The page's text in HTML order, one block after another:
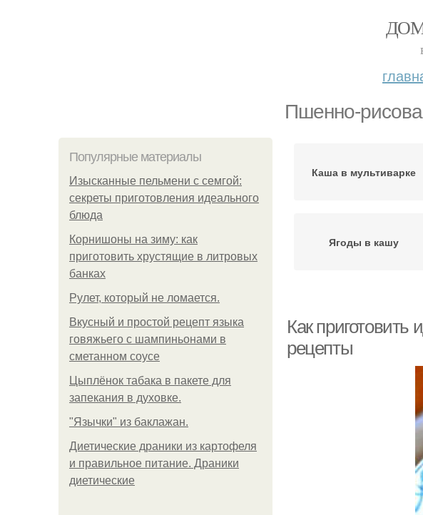
Пшенно-
Популярные материалы
Изысканные пельмени с семгой:
секреты приготовления идеального
блюда
Корнишоны на зиму: как
приготовить хрустящие в литровых
банках
Рулет, который не ломается.
Вкусный и простой рецепт языка
говяжьего с шампиньонами в
сметанном соусе
Цыплёнок табака в пакете для
запекания в духовке.
"Язычки" из баклажан.
Диетические драники из картофеля
и правильное питание. Драники
диетические
Каша в мультиварке
Ягоды в кашу
Как
рецепты